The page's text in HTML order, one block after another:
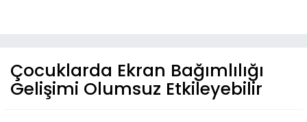
Çocuklarda Ekran Bağımlılığı
Gelişimi Olumsuz Etkileyebilir